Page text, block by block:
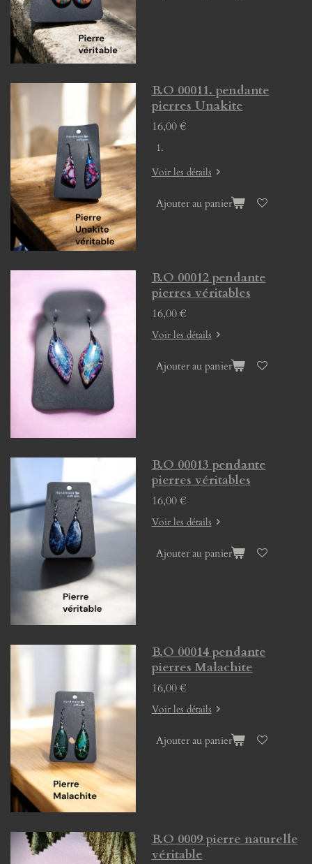
B.O 00011. pendante
pierres Unakite
16,00 €
Voir les détails
Ajouter au panier
B.O 00012 pendante
pierres véritables
16,00 €
Voir les détails
Ajouter au panier
B.O 00013 pendante
pierres véritables
16,00 €
Voir les détails
Ajouter au panier
B.O 00014 pendante
pierres Malachite
16,00 €
Voir les détails
Ajouter au panier
B.O 0009 pierre naturelle
véritable